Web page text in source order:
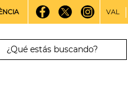
VAL